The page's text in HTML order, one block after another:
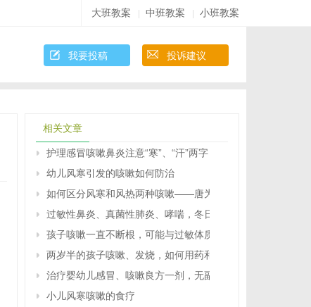
大班教案 中班教案 小班教案
我要投稿 投诉建议
相关文章
护理感冒咳嗽鼻炎注意“寒”、“汗”两字
幼儿风寒引发的咳嗽如何防治
如何区分风寒和风热两种咳嗽――唐为勇回答
过敏性鼻炎、真菌性肺炎、哮喘，冬日咳嗽的三只魔手
孩子咳嗽一直不断根，可能与过敏体质有关
两岁半的孩子咳嗽、发烧，如何用药和护理
治疗婴幼儿感冒、咳嗽良方一剂，无副作用
小儿风寒咳嗽的食疗